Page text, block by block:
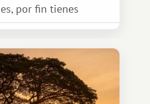
por fin tienes
ganas de hacer algo
No tiene por
pero sí algo